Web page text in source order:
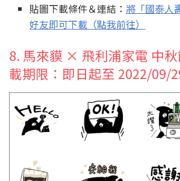
貼圖下載條件＆連結： 將「國泰人
好友即可下載（點我前往）
8. 馬來貘 × 飛利浦家電 中
載期限：即日起至 2022/09/